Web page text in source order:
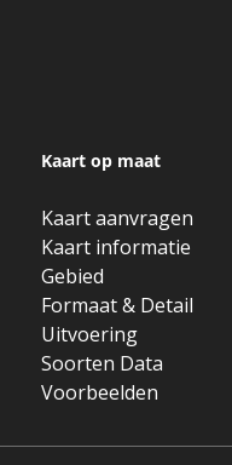
Kaart op maat
Kaart aanvragen
Kaart informatie
Gebied
Formaat & Detail
Uitvoering
Soorten Data
Voorbeelden